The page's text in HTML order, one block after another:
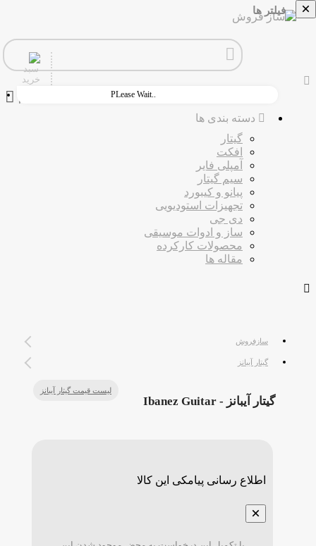
PLease Wait..
دسته بندی ها
گیتار
افکت
آمپلی فایر
سیم گیتار
پیانو و کیبورد
تجهیزات استودیویی
دی جی
ساز و ادوات موسیقی
محصولات کارکرده
مقاله ها
سازفروش
گیتار آیبانز
لیست قیمت گیتار آیبانز
گیتار آیبانز - Ibanez Guitar
اطلاع رسانی پیامکی این کالا
×
× فیلتر ها